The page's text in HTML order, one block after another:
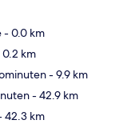
- 0.0 km
km
- 9.9 km
- 42.9 km
42.3 km